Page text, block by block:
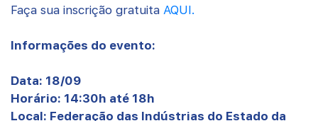
Faça sua inscrição gratuita AQUI.
Informações do evento:
Data: 18/09
Horário: 14:30h até 18h
Local: Federação das Indústrias do Estado da